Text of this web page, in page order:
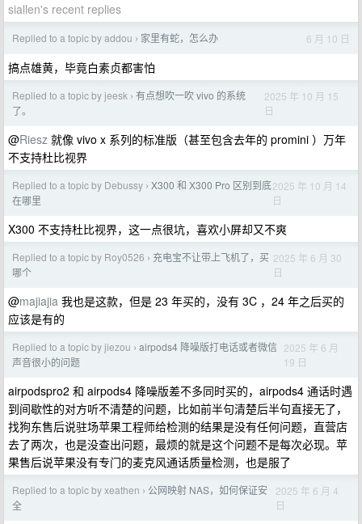
siallen's recent replies
Replied to a topic by addou › 家里有蛇，怎么办 6 月 10 日
搞点雄黄，毕竟白素贞都害怕
Replied to a topic by jeesk › 有点想吹一吹 vivo 的系统
了。
2025 年 10 月 15
日
@Riesz 就像 vivo x 系列的标准版（甚至包含去年的 promini ）万年
不支持杜比视界
Replied to a topic by Debussy › X300 和 X300 Pro 区别到底
在哪里
2025 年 10 月 14
日
X300 不支持杜比视界，这一点很坑，喜欢小屏却又不爽
Replied to a topic by Roy0526 › 充电宝不让带上飞机了，买
哪个
2025 年 6 月 30
日
@majiajia 我也是这款，但是 23 年买的，没有 3C ，24 年之后买的
应该是有的
Replied to a topic by jiezou › airpods4 降噪版打电话或者微信
声音很小的问题
2025 年 6 月
19 日
airpodspro2 和 airpods4 降噪版差不多同时买的，airpods4 通话时遇
到间歇性的对方听不清楚的问题，比如前半句清楚后半句直接无了，
找狗东售后说驻场苹果工程师给检测的结果是没有任何问题，直营店
去了两次，也是没查出问题，最烦的就是这个问题不是每次必现。苹
果售后说苹果没有专门的麦克风通话质量检测，也是服了
Replied to a topic by xeathen › 公网映射 NAS，如何保证安
全
2025 年 6 月 4
日